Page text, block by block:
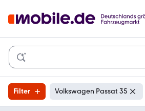
Filter Volkswagen Passat 35